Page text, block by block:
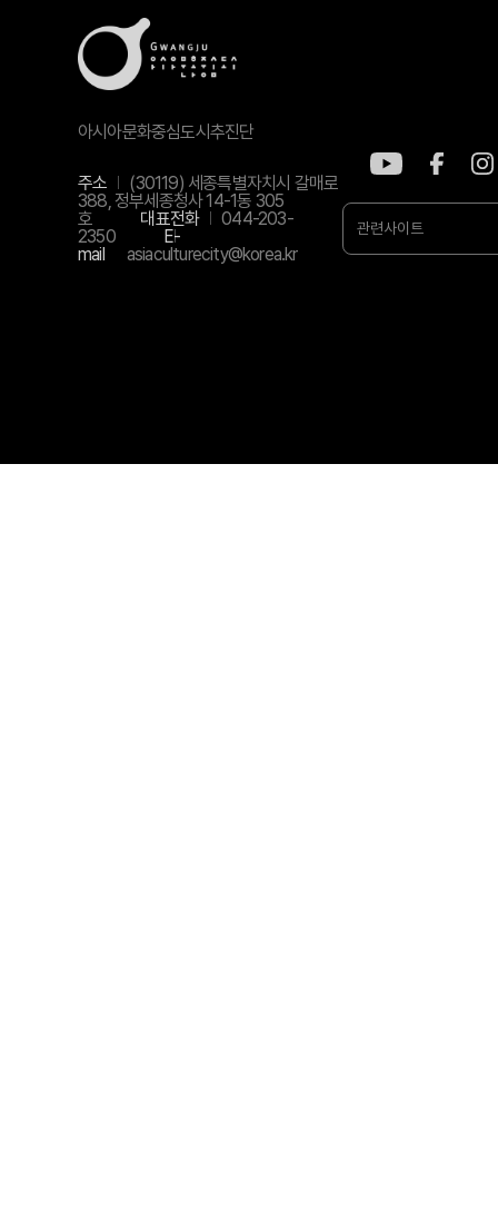
아시아문화중심도시추진단
주소
(30119) 세종특별자치시 갈매로
388, 정부세종청사 14-1동 305
호
대표전화
044-203-
2350
E-
mail
asiaculturecity@korea.kr
관련사이트